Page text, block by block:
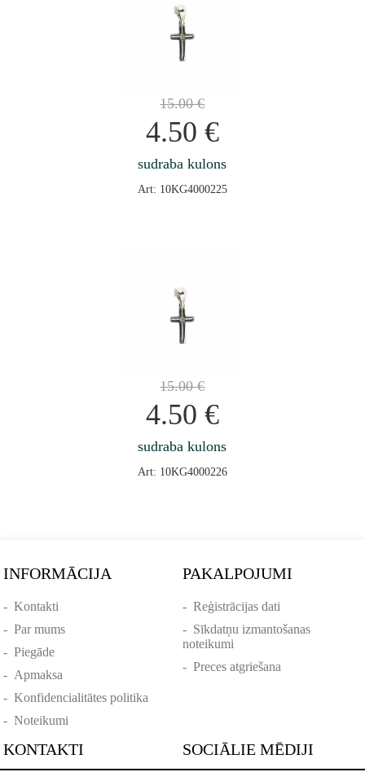
15.00€
4.50 €
sudraba kulons
Art: 10KG4000225
15.00€
4.50 €
sudraba kulons
Art: 10KG4000226
INFORMĀCIJA
-Kontakti
-Par mums
-Piegāde
- Apmaksa
-Konfidencialitātes politika
-Noteikumi
PAKALPOJUMI
- Reģistrācijas dati
- Sīkdatņu izmantošanas
noteikumi
- Preces atgriešana
KONTAKTI SOCIĀLIE MĒDIJI